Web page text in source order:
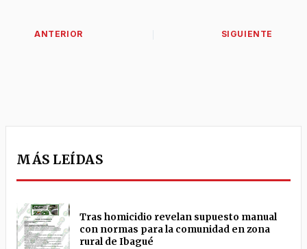
MÁS LEÍDAS
Tras homicidio revelan supuesto manual
con normas para la comunidad en zona
rural de Ibagué